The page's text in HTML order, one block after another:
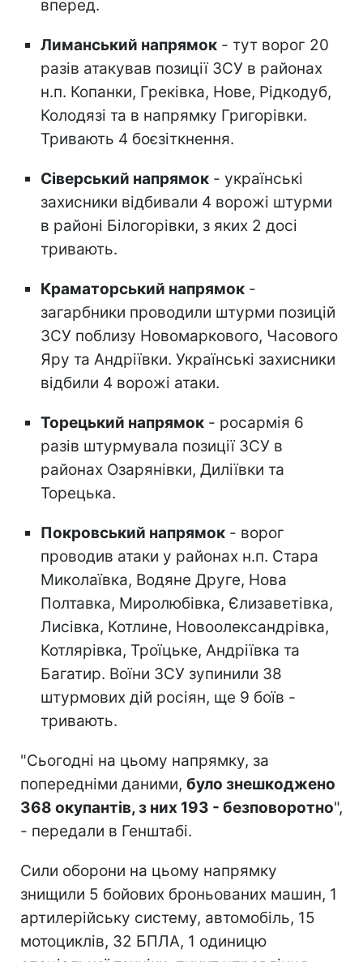
вперед.
Лиманський напрямок - тут ворог 20
разів атакував позиції ЗСУ в районах
н.п. Копанки, Греківка, Нове, Рідкодуб,
Колодязі та в напрямку Григорівки.
Тривають 4 боєзіткнення.
Сіверський напрямок - українські
захисники відбивали 4 ворожі штурми
в районі Білогорівки, з яких 2 досі
тривають.
Краматорський напрямок -
загарбники проводили штурми позицій
ЗСУ поблизу Новомаркового, Часового
Яру та Андріївки. Українські захисники
відбили 4 ворожі атаки.
Торецький напрямок - росармія 6
разів штурмувала позиції ЗСУ в
районах Озарянівки, Диліївки та
Торецька.
Покровський напрямок - ворог
проводив атаки у районах н.п. Стара
Миколаївка, Водяне Друге, Нова
Полтавка, Миролюбівка, Єлизаветівка,
Лисівка, Котлине, Новоолександрівка,
Котлярівка, Троїцьке, Андріївка та
Багатир. Воїни ЗСУ зупинили 38
штурмових дій росіян, ще 9 боїв -
тривають.
"Сьогодні на цьому напрямку, за
попередніми даними, було знешкоджено
368 окупантів, з них 193 - безповоротно",
- передали в Генштабі.
Сили оборони на цьому напрямку
знищили 5 бойових броньованих машин, 1
артилерійську систему, автомобіль, 15
мотоциклів, 32 БПЛА, 1 одиницю